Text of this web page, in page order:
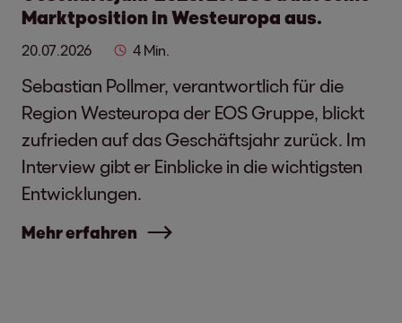
Marktposition in Westeuropa aus.
20.07.2026 4 Min.
Sebastian Pollmer, verantwortlich für die
Region Westeuropa der EOS Gruppe, blickt
zufrieden auf das Geschäftsjahr zurück. Im
Interview gibt er Einblicke in die wichtigsten
Entwicklungen.
Mehr erfahren